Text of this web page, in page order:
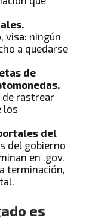
visa: ningún
a quedarse
de
de rastrear
los
del
del gobierno
en .gov.
terminación,
es